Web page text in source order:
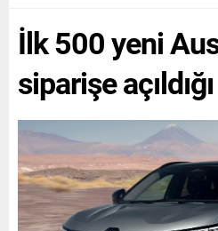
İlk 500 yeni
siparişe